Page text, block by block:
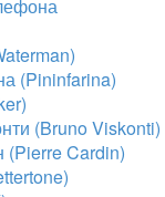
(Pininfarina)
(Bruno Viskonti)
(Pierre Cardin)